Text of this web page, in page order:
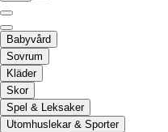
Babyvård
Sovrum
Kläder
Skor
Spel & Leksaker
Utomhuslekar & Sporter